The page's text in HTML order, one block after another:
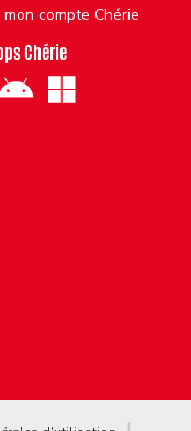
mon compte Chérie
Chérie